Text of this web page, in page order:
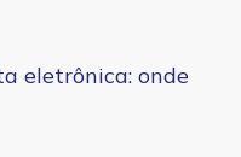
eletrônica: onde